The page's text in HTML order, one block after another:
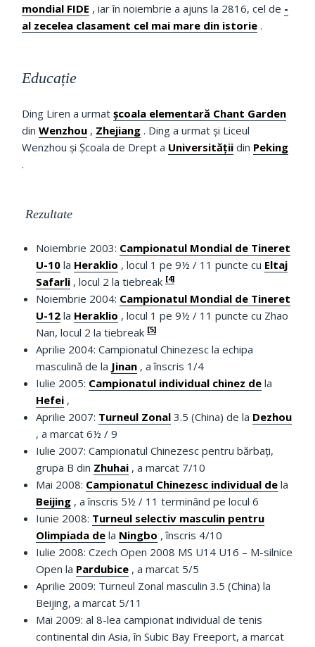
mondial FIDE , iar în noiembrie a ajuns la 2816, cel de -
al zecelea clasament cel mai mare din istorie .
Educație
Ding Liren a urmatșcoala elementară Chant Garden
dinWenzhou , Zhejiang . Ding a urmat și Liceul
Wenzhou și Școala de Drept a Universității din Peking
.
Rezultate
Noiembrie 2003: Campionatul Mondial de Tineret
U-10 la Heraklio , locul 1 pe 9½ / 11 puncte cu Eltaj
Safarli , locul 2 la tiebreak[4]
Noiembrie 2004: Campionatul Mondial de Tineret
U-12 la Heraklio , locul 1 pe 9½ / 11 puncte cu Zhao
Nan, locul 2 la tiebreak[5]
Aprilie 2004: Campionatul Chinezesc la echipa
masculină de la Jinan , a înscris 1/4
Iulie 2005: Campionatul individual chinez de la
Hefei ,
Aprilie 2007: Turneul Zonal 3.5 (China) de la Dezhou
, a marcat 6½ / 9
Iulie 2007: Campionatul Chinezesc pentru bărbați,
grupa B din Zhuhai , a marcat 7/10
Mai 2008: Campionatul Chinezesc individual de la
Beijing , a înscris 5½ / 11 terminând pe locul 6
Iunie 2008: Turneul selectiv masculin pentru
Olimpiada de la Ningbo , înscris 4/10
Iulie 2008: Czech Open 2008 MS U14 U16 – M-silnice
Open la Pardubice , a marcat 5/5
Aprilie 2009: Turneul Zonal masculin 3.5 (China) la
Beijing, a marcat 5/11
Mai 2009: al 8-lea campionat individual de tenis
continental din Asia, în Subic Bay Freeport, a marcat